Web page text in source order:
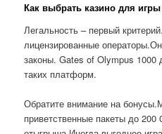
Как выбрать казино для игры
Легальность – первый
лицензированные
законы. Gates of Olympus 1000
таких платформ.
Обратите внимание на
приветственные пакеты до 200